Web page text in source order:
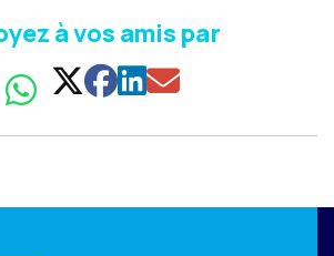
à vos amis par